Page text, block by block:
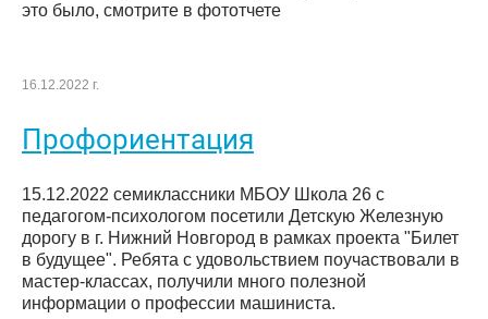
это было, смотрите в фототчете
16.12.2022 г.
Профориентация
15.12.2022 семиклассники МБОУ Школа 26 с
педагогом-психологом посетили Детскую Железную
дорогу в г. Нижний Новгород в рамках проекта "Билет
в будущее". Ребята с удовольствием поучаствовали в
мастер-классах, получили много полезной
информации о профессии машиниста.